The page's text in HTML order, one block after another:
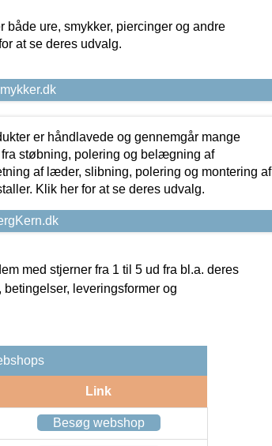
både ure, smykker, piercinger og andre
at se deres udvalg.
er håndlavede og gennemgår mange
støbning, polering og belægning af
af læder, slibning, polering og montering af
Klik her for at se deres udvalg.
med stjerner fra 1 til 5 ud fra bl.a. deres
leveringsformer og
Link
Besøg webshop